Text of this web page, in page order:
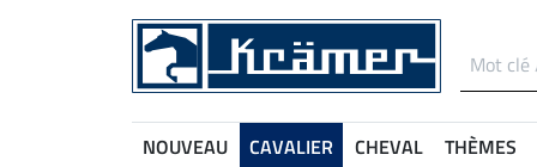
NOUVEAU CAVALIER CHEVAL THÈMES